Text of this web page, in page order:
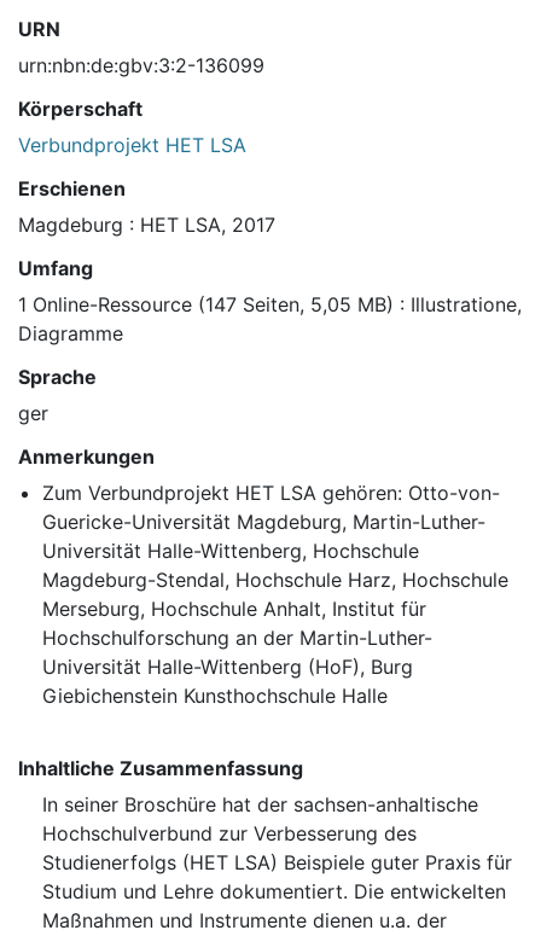
URN
urn:nbn:de:gbv:3:2-136099
Körperschaft
Verbundprojekt HET LSA
Erschienen
Magdeburg : HET LSA, 2017
Umfang
1 Online-Ressource (147 Seiten, 5,05 MB) : Illustratione,
Diagramme
Sprache
ger
Anmerkungen
Zum Verbundprojekt HET LSA gehören: Otto-von-
Guericke-Universität Magdeburg, Martin-Luther-
Universität Halle-Wittenberg, Hochschule
Magdeburg-Stendal, Hochschule Harz, Hochschule
Merseburg, Hochschule Anhalt, Institut für
Hochschulforschung an der Martin-Luther-
Universität Halle-Wittenberg (HoF), Burg
Giebichenstein Kunsthochschule Halle
Inhaltliche Zusammenfassung
In seiner Broschüre hat der sachsen-anhaltische
Hochschulverbund zur Verbesserung des
Studienerfolgs (HET LSA) Beispiele guter Praxis für
Studium und Lehre dokumentiert. Die entwickelten
Maßnahmen und Instrumente dienen u.a. der